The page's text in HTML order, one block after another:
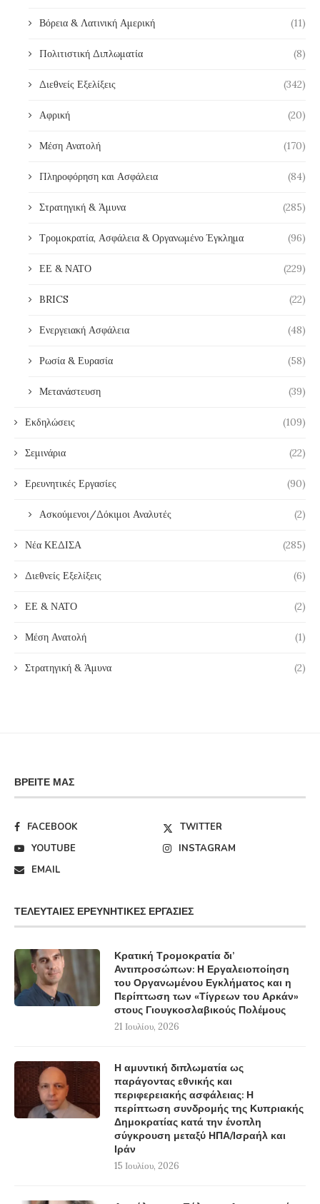
Βόρεια & Λατινική Αμερική (11)
Πολιτιστική Διπλωματία (8)
Διεθνείς Εξελίξεις (342)
Αφρική (20)
Μέση Ανατολή (170)
Πληροφόρηση και Ασφάλεια (84)
Στρατηγική & Άμυνα (285)
Τρομοκρατία, Ασφάλεια & Οργανωμένο Έγκλημα (96)
ΕΕ & ΝΑΤΟ (229)
BRICS (22)
Ενεργειακή Ασφάλεια (48)
Ρωσία & Ευρασία (58)
Μετανάστευση (39)
Εκδηλώσεις (109)
Σεμινάρια (22)
Ερευνητικές Εργασίες (90)
Ασκούμενοι/Δόκιμοι Αναλυτές (2)
Νέα ΚΕΔΙΣΑ (285)
Διεθνείς Εξελίξεις (6)
ΕΕ & ΝΑΤΟ (2)
Μέση Ανατολή (1)
Στρατηγική & Άμυνα (2)
ΒΡΕΊΤΕ ΜΑΣ
FACEBOOK
TWITTER
YOUTUBE
INSTAGRAM
EMAIL
ΤΕΛΕΥΤΑΊΕΣ ΕΡΕΥΝΗΤΙΚΈΣ ΕΡΓΑΣΊΕΣ
Κρατική Τρομοκρατία δι’
Αντιπροσώπων: Η Εργαλειοποίηση
του Οργανωμένου Εγκλήματος και η
Περίπτωση των «Τίγρεων του Αρκάν»
στους Γιουγκοσλαβικούς Πολέμους
21 Ιουλίου, 2026
Η αμυντική διπλωματία ως
παράγοντας εθνικής και
περιφερειακής ασφάλειας: Η
περίπτωση συνδρομής της Κυπριακής
Δημοκρατίας κατά την ένοπλη
σύγκρουση μεταξύ ΗΠΑ/Ισραήλ και
Ιράν
15 Ιουλίου, 2026